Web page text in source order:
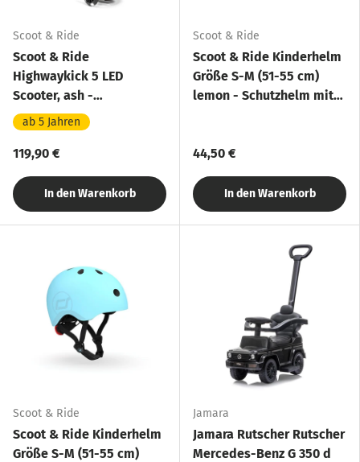
Scoot & Ride
Scoot & Ride
Highwaykick 5 LED
Scooter, ash -
Kinderroller, ab 5 Jahren
ab 5 Jahren
119,90 €
In den Warenkorb
Scoot & Ride
Scoot & Ride Kinderhelm
Größe S-M (51-55 cm)
lemon - Schutzhelm mit
44,50 €
In den Warenkorb
Scoot & Ride
Scoot & Ride Kinderhelm
Größe S-M (51-55 cm)
Jamara
Jamara Rutscher Rutscher
Mercedes-Benz G 350 d